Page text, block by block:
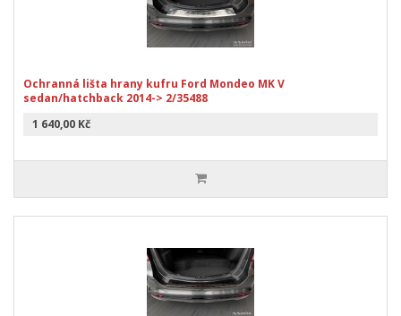
Ochranná lišta hrany kufru Ford Mondeo MK V
sedan/hatchback 2014-> 2/35488
1 640,00 Kč